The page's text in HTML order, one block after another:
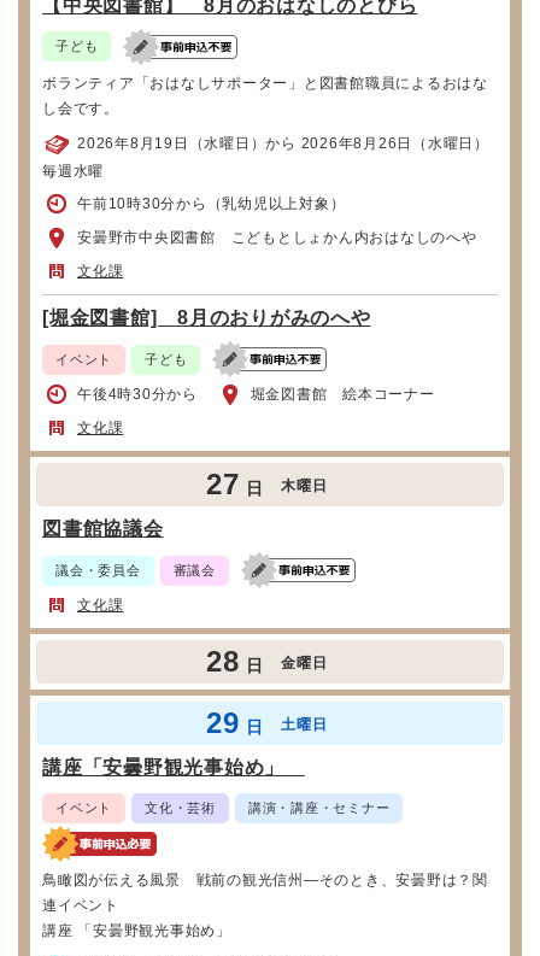
【中央図書館】 8月のおはなしのとびら
子ども
ボランティア「おはなしサポーター」と図書館職員によるおはな
し会です。
2026年8月19日（水曜日）から 2026年8月26日（水曜日）
毎週水曜
午前10時30分から（乳幼児以上対象）
安曇野市中央図書館 こどもとしょかん内おはなしのへや
文化課
[堀金図書館] 8月のおりがみのへや
イベント 子ども
午後4時30分から
堀金図書館 絵本コーナー
文化課
27 日 木曜日
図書館協議会
議会・委員会 審議会
文化課
28 日 金曜日
29 日 土曜日
講座「安曇野観光事始め」
イベント 文化・芸術 講演・講座・セミナー
鳥瞰図が伝える風景 戦前の観光信州―そのとき、安曇野は？関
連イベント
講座 「安曇野観光事始め」